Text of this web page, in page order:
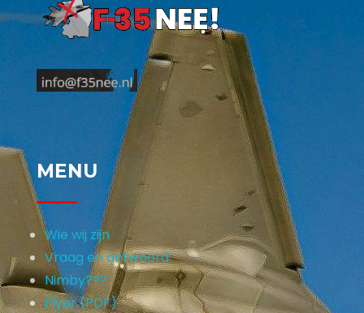
MENU
Wie wij zijn
Vraag en antwoord
Nimby???
Flyer (PDF)